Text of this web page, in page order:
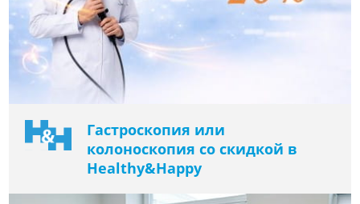
Гастроскопия или
колоноскопия со скидкой в ​​
Healthy&Happy